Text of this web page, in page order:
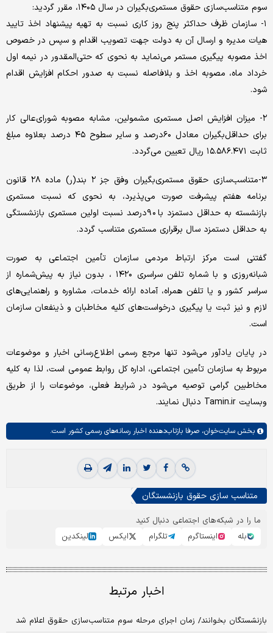
سوم متناسب‌سازی حقوق مستمری‌بگیران در سال ۱۴۰۵، مقرر گردید:
١- سازمان ظرف حداکثر پنج روز کاری نسبت به تهیه پیشنهاد اخذ تایید
هیات مدیره و ارسال آن به دولت جهت تصویب اقدام و سپس در خصوص
اخذ مصوبه پیگیری مستمر می‌نماید به نحوی که حتی‌المقدور در نیمه اول
خرداد ماه، مصوبه اخذ و بلافاصله نسبت به صدور احکام افزایش اقدام
شود.
٢- میزان افزایش اصل مستمری مشمولین، مشابه مصوبه شورای‌عالی کار
برای حداقل‌بگیران معادل ۶۰درصد و سایر سطوح ۴۵ درصد بعلاوه مبلغ
ثابت ۱۵.۵۸۶.۴۷۱ ریال تعیین می‌گردد.
٣-متناسب‌سازی حقوق مستمری‌بگیران وفق جز ۲ بند(ر) ماده ٢٨ قانون
برنامه هفتم پیشرفت صورت می‌پذیرد، به نحوی که نسبت مستمری
بازنشسته به حداقل دستمزد با ٩٠درصد نسبت اولین مستمری بازنشستگی
به حداقل دستمزد سال برقراری مستمری متناسب گردد.
گفتنی است مرکز ارتباط مردمی سازمان تأمین اجتماعی به صورت
شبانه‌روزی و با شماره تلفن سراسری ۱۴۲۰ ، بدون نیاز به پیش‌شماره از
سراسر کشور و یا تلفن همراه، آماده ارائه خدمات، مشاوره و راهنمایی‌های
لازم‌ و نیز ثبت یا پیگیری درخواست‌های کلیه مخاطبان و ذینفعان سازمان
است.
در پایان یادآور می‌شود تنها مرجع رسمی اطلاع‌رسانی اخبار و موضوعات
مربوط به سازمان تأمین اجتماعی، اداره کل روابط عمومی است، لذا به کلیه
مخاطبین گرامی توصیه می‌شود در شرایط فعلی، موضوعات را از طریق
وبسایت Tamin.ir دنبال نمایند.
بخش سایت‌خوان، صرفا بازتاب‌دهنده اخبار رسانه‌های رسمی کشور است.
متناسب سازی حقوق بازنشستگان
ما را در شبکه‌های اجتماعی دنبال کنید
بله
اینستاگرم تلگرام ایکس لینکدین
اخبار مرتبط
بازنشستگان بخوانند/ زمان اجرای مرحله سوم متناسب‌سازی حقوق اعلام شد